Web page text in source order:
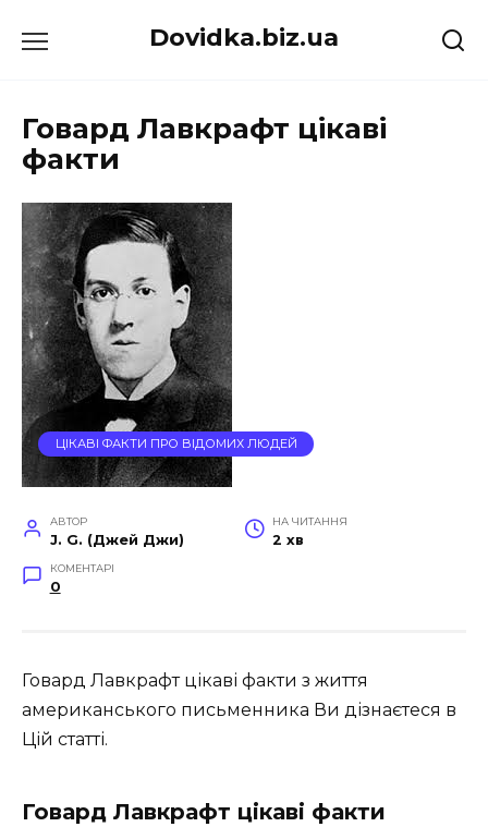
до
Dovidka.biz.ua
Говард Лавкрафт цікаві
факти
ЦІКАВІ ФАКТИ ПРО ВІДОМИХ ЛЮДЕЙ
АВТОР
J. G. (Джей Джи)
НА ЧИТАННЯ
2 хв
КОМЕНТАРІ
0
Говард Лавкрафт цікаві факти з життя
американського письменника Ви дізнаєтеся в
Цій статті.
Говард Лавкрафт цікаві факти